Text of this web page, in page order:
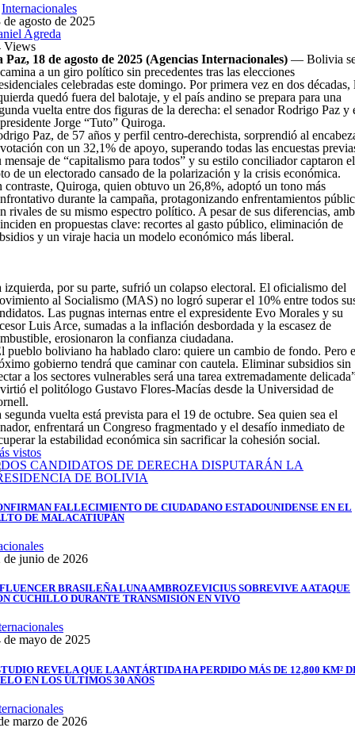
Internacionales
de agosto de 2025
Agreda
Views
Paz, 18 de agosto de 2025 (Agencias Internacionales) — Bolivia
a un giro político sin precedentes tras las elecciones
celebradas este domingo. Por primera vez en dos décadas,
quedó fuera del balotaje, y el país andino se prepara para una
vuelta entre dos figuras de la derecha: el senador Rodrigo Paz y
Jorge “Tuto” Quiroga.
Paz, de 57 años y perfil centro-derechista, sorprendió al
con un 32,1% de apoyo, superando todas las encuestas
mensaje de “capitalismo para todos” y su estilo conciliador captaron el
de un electorado cansado de la polarización y la crisis económica.
contraste, Quiroga, quien obtuvo un 26,8%, adoptó un tono más
durante la campaña, protagonizando enfrentamientos
rivales de su mismo espectro político. A pesar de sus diferencias,
en propuestas clave: recortes al gasto público, eliminación de
y un viraje hacia un modelo económico más liberal.
izquierda, por su parte, sufrió un colapso electoral. El oficialismo del
al Socialismo (MAS) no logró superar el 10% entre todos
Las pugnas internas entre el expresidente Evo Morales y su
Luis Arce, sumadas a la inflación desbordada y la escasez de
erosionaron la confianza ciudadana.
pueblo boliviano ha hablado claro: quiere un cambio de fondo. Pero
gobierno tendrá que caminar con cautela. Eliminar subsidios sin
a los sectores vulnerables será una tarea extremadamente
el politólogo Gustavo Flores-Macías desde la Universidad de
segunda vuelta está prevista para el 19 de octubre. Sea quien sea el
enfrentará un Congreso fragmentado y el desafío inmediato de
la estabilidad económica sin sacrificar la cohesión social.
vistos
FALLECIMIENTO DE CIUDADANO ESTADOUNIDENSE EN EL
DE MALACATIUPÁN
de junio de 2026
BRASILEÑA LUNA AMBROZEVICIUS SOBREVIVE A ATAQUE
CUCHILLO DURANTE TRANSMISIÓN EN VIVO
de mayo de 2025
REVELA QUE LA ANTÁRTIDA HA PERDIDO MÁS DE 12,800 KM²
EN LOS ÚLTIMOS 30 AÑOS
marzo de 2026